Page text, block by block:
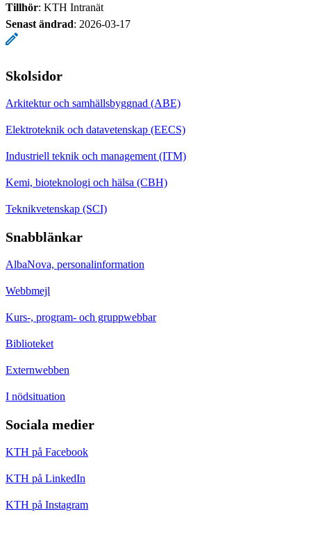
Tillhör: KTH Intranät
Senast ändrad: 2026-03-17
Skolsidor
Arkitektur och samhällsbyggnad (ABE)
Elektroteknik och datavetenskap (EECS)
Industriell teknik och management (ITM)
Kemi, bioteknologi och hälsa (CBH)
Teknikvetenskap (SCI)
Snabblänkar
AlbaNova, personalinformation
Webbmejl
Kurs-, program- och gruppwebbar
Biblioteket
Externwebben
I nödsituation
Sociala medier
KTH på Facebook
KTH på LinkedIn
KTH på Instagram